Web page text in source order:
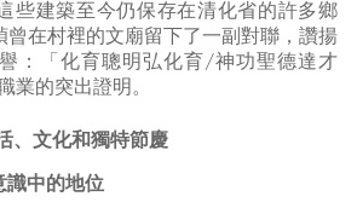
些建築至今仍保存在清化省的許多鄉
曾在村裡的文廟留下了一副對聯，讚揚
：「化育聰明弘化育/神功聖德達才
業的突出證明。
、文化和獨特節慶
識中的地位